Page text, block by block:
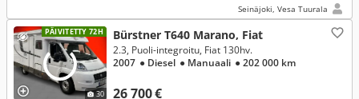
Seinäjoki, Vesa Tuurala
PÄIVITETTY 72H
30
Bürstner T640 Marano, Fiat
26 700 €
2.3, Puoli-integroitu, Fiat 130hv.
2007 ● Diesel ● Manuaali ● 202 000 km